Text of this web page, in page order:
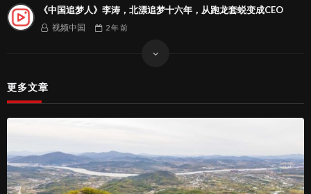
《中国追梦人》李涛，北漂追梦十六年，从跑龙套蜕变成CEO
视频中国 2 年前
更多文章